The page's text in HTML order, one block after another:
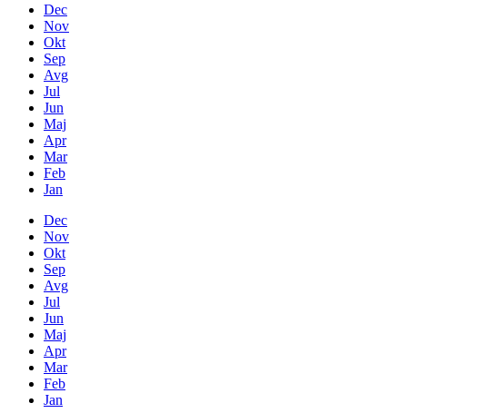
Dec
Nov
Okt
Sep
Avg
Jul
Jun
Maj
Apr
Mar
Feb
Jan
Dec
Nov
Okt
Sep
Avg
Jul
Jun
Maj
Apr
Mar
Feb
Jan